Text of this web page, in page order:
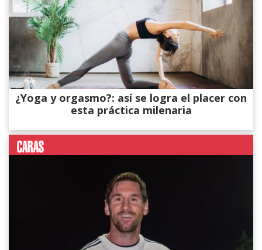
¿Yoga y orgasmo?: así se logra el placer con
esta práctica milenaria